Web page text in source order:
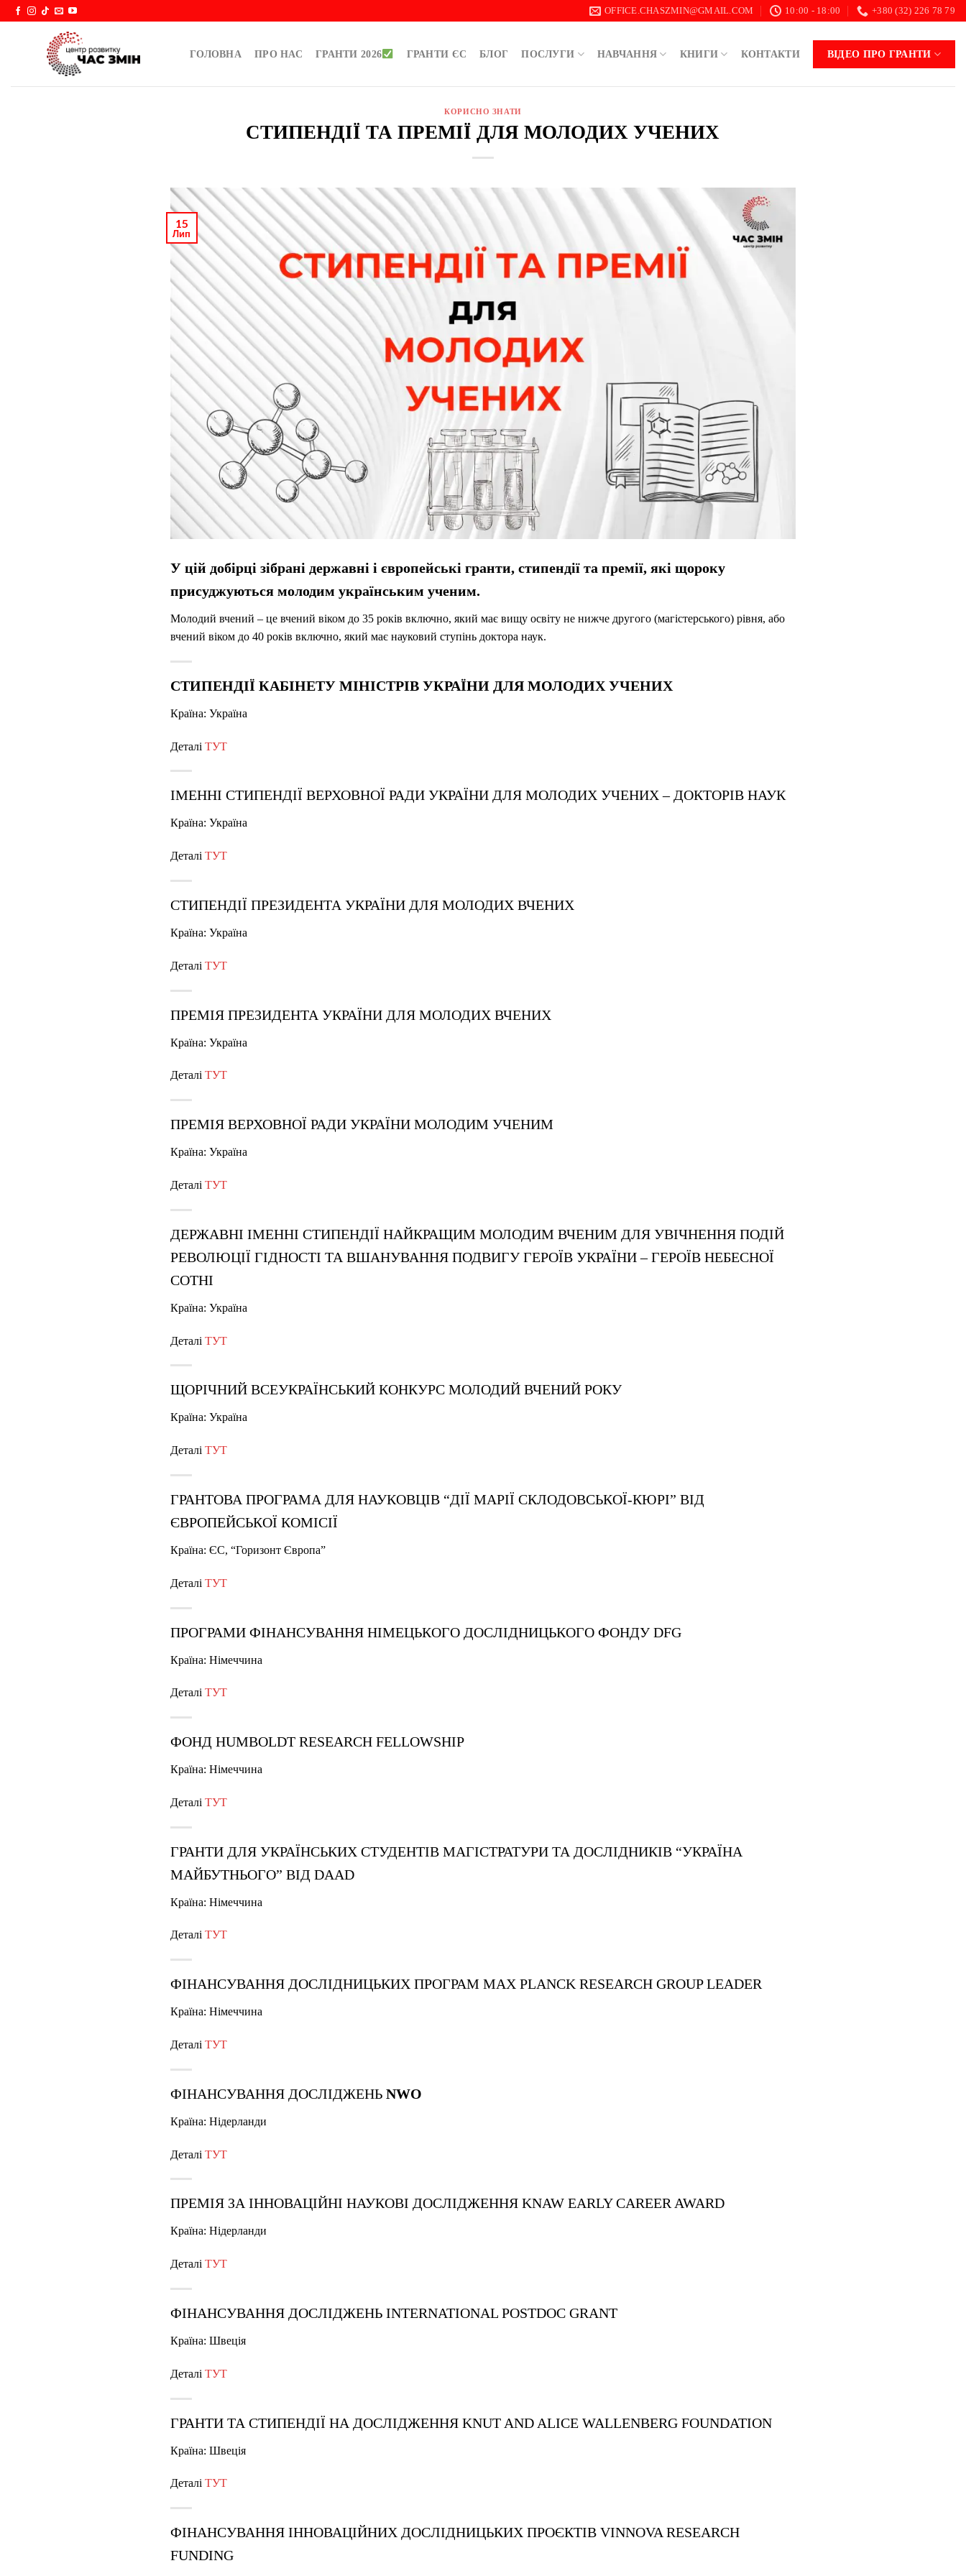
Skip
OFFICE.CHASZMIN@GMAIL.COM 10:00 - 18:00 +380 (32) 226 78 79
ГОЛОВНА ПРО НАС ГРАНТИ 2026 ГРАНТИ ЄС БЛОГ ПОСЛУГИ НАВЧАННЯ КНИГИ КОНТАКТИ ВІДЕО ПРО ГРАНТИ
КОРИСНО ЗНАТИ
СТИПЕНДІЇ ТА ПРЕМІЇ ДЛЯ МОЛОДИХ УЧЕНИХ
15
Лип
У цій добірці зібрані державні і європейські гранти, стипендії та премії, які щороку
присуджуються молодим українським ученим.
Молодий вчений – це вчений віком до 35 років включно, який має вищу освіту не нижче другого (магістерського) рівня, або
вчений віком до 40 років включно, який має науковий ступінь доктора наук.
СТИПЕНДІЇ КАБІНЕТУ МІНІСТРІВ УКРАЇНИ ДЛЯ МОЛОДИХ УЧЕНИХ
Країна: Україна
Деталі ТУТ
ІМЕННІ СТИПЕНДІЇ ВЕРХОВНОЇ РАДИ УКРАЇНИ ДЛЯ МОЛОДИХ УЧЕНИХ – ДОКТОРІВ НАУК
Країна: Україна
Деталі ТУТ
СТИПЕНДІЇ ПРЕЗИДЕНТА УКРАЇНИ ДЛЯ МОЛОДИХ ВЧЕНИХ
Країна: Україна
Деталі ТУТ
ПРЕМІЯ ПРЕЗИДЕНТА УКРАЇНИ ДЛЯ МОЛОДИХ ВЧЕНИХ
Країна: Україна
Деталі ТУТ
ПРЕМІЯ ВЕРХОВНОЇ РАДИ УКРАЇНИ МОЛОДИМ УЧЕНИМ
Країна: Україна
Деталі ТУТ
ДЕРЖАВНІ ІМЕННІ СТИПЕНДІЇ НАЙКРАЩИМ МОЛОДИМ ВЧЕНИМ ДЛЯ УВІЧНЕННЯ ПОДІЙ
РЕВОЛЮЦІЇ ГІДНОСТІ ТА ВШАНУВАННЯ ПОДВИГУ ГЕРОЇВ УКРАЇНИ – ГЕРОЇВ НЕБЕСНОЇ
СОТНІ
Країна: Україна
Деталі ТУТ
ЩОРІЧНИЙ ВСЕУКРАЇНСЬКИЙ КОНКУРС МОЛОДИЙ ВЧЕНИЙ РОКУ
Країна: Україна
Деталі ТУТ
ГРАНТОВА ПРОГРАМА ДЛЯ НАУКОВЦІВ “ДІЇ МАРІЇ СКЛОДОВСЬКОЇ-КЮРІ” ВІД
ЄВРОПЕЙСЬКОЇ КОМІСІЇ
Країна: ЄС, “Горизонт Європа”
Деталі ТУТ
ПРОГРАМИ ФІНАНСУВАННЯ НІМЕЦЬКОГО ДОСЛІДНИЦЬКОГО ФОНДУ DFG
Країна: Німеччина
Деталі ТУТ
ФОНД HUMBOLDT RESEARCH FELLOWSHIP
Країна: Німеччина
Деталі ТУТ
ГРАНТИ ДЛЯ УКРАЇНСЬКИХ СТУДЕНТІВ МАГІСТРАТУРИ ТА ДОСЛІДНИКІВ “УКРАЇНА
МАЙБУТНЬОГО” ВІД DAAD
Країна: Німеччина
Деталі ТУТ
ФІНАНСУВАННЯ ДОСЛІДНИЦЬКИХ ПРОГРАМ MAX PLANCK RESEARCH GROUP LEADER
Країна: Німеччина
Деталі ТУТ
ФІНАНСУВАННЯ ДОСЛІДЖЕНЬ NWO
Країна: Нідерланди
Деталі ТУТ
ПРЕМІЯ ЗА ІННОВАЦІЙНІ НАУКОВІ ДОСЛІДЖЕННЯ KNAW EARLY CAREER AWARD
Країна: Нідерланди
Деталі ТУТ
ФІНАНСУВАННЯ ДОСЛІДЖЕНЬ INTERNATIONAL POSTDOC GRANT
Країна: Швеція
Деталі ТУТ
ГРАНТИ ТА СТИПЕНДІЇ НА ДОСЛІДЖЕННЯ KNUT AND ALICE WALLENBERG FOUNDATION
Країна: Швеція
Деталі ТУТ
ФІНАНСУВАННЯ ІННОВАЦІЙНИХ ДОСЛІДНИЦЬКИХ ПРОЄКТІВ VINNOVA RESEARCH
FUNDING